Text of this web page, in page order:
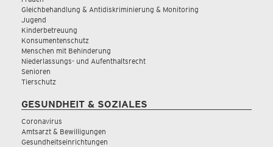
Gleichbehandlung & Antidiskriminierung & Monitoring
Jugend
Kinderbetreuung
Konsumentenschutz
Menschen mit Behinderung
Niederlassungs- und Aufenthaltsrecht
Senioren
Tierschutz
GESUNDHEIT & SOZIALES
Coronavirus
Amtsarzt & Bewilligungen
Gesundheitseinrichtungen